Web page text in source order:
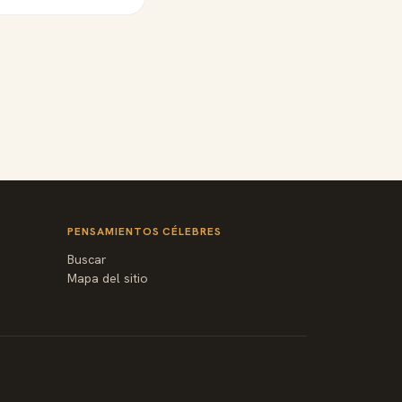
PENSAMIENTOS CÉLEBRES
Buscar
Mapa del sitio